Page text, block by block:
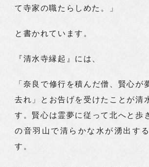
て寺家の職たらしめた。」
と書かれています。
『清水寺縁起』には、
「奈良で修行を積んだ僧、賢心が
去れ」とお告げを受けたことが清
す。賢心は霊夢に従って北へと歩
の音羽山で清らかな水が湧出す
す。